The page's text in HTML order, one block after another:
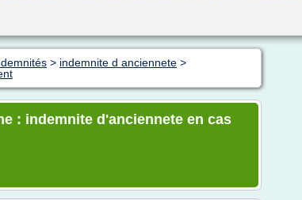
> indemnite d anciennete >
: indemnite d'anciennete en cas